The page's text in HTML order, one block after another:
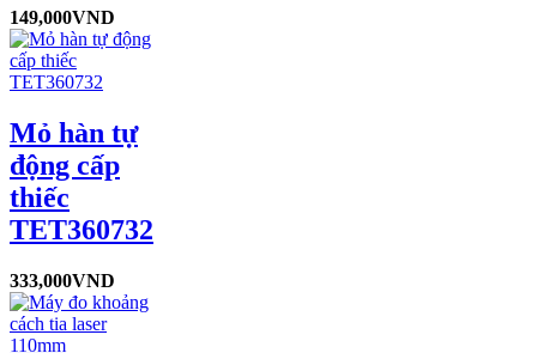
149,000VND
Mỏ hàn tự
động cấp
thiếc
TET360732
333,000VND